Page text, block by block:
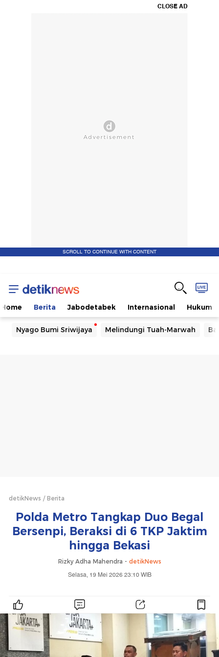
CLOSE AD
SCROLL TO CONTINUE WITH CONTENT
Home Berita Jabodetabek Internasional Hukum
Nyago Bumi Sriwijaya Melindungi Tuah-Marwah
detikNews Berita
Polda Metro Tangkap Duo Begal
Bersenpi, Beraksi di 6 TKP Jaktim
hingga Bekasi
Rizky Adha Mahendra - detikNews
Selasa, 19 Mei 2026 23:10 WIB